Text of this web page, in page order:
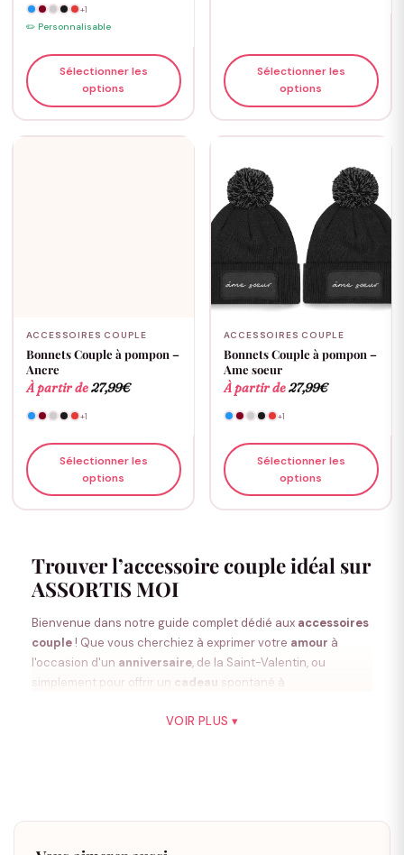
+1
✏️ Personnalisable
Sélectionner les
options
Sélectionner les
options
ACCESSOIRES COUPLE
Bonnets Couple à pompon –
Ancre
À partir de27,99€
+1
Sélectionner les
options
ACCESSOIRES COUPLE
Bonnets Couple à pompon –
Ame soeur
À partir de27,99€
+1
Sélectionner les
options
Trouver l’accessoire couple idéal sur
ASSORTIS MOI
Bienvenue dans notre guide complet dédié aux accessoires
couple! Que vous cherchiez à exprimer votre amour à
l'occasion d'un anniversaire, de la Saint-Valentin, ou
simplement pour offrir un cadeau spontané à
vous accompagne dans votre recherche du
VOIR PLUS ▾